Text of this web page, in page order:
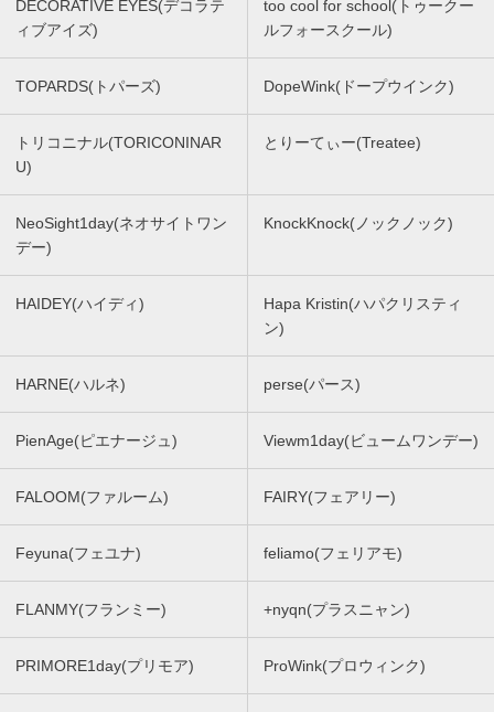
DECORATIVE EYES(デコラテ
ィブアイズ)
too cool for school(トゥークー
ルフォースクール)
TOPARDS(トパーズ) DopeWink(ドープウインク)
トリコニナル(TORICONINAR
U)
とりーてぃー(Treatee)
NeoSight1day(ネオサイトワン
デー)
KnockKnock(ノックノック)
HAIDEY(ハイディ)
Hapa Kristin(ハパクリスティ
ン)
HARNE(ハルネ) perse(パース)
PienAge(ピエナージュ) Viewm1day(ビュームワンデー)
FALOOM(ファルーム) FAIRY(フェアリー)
Feyuna(フェユナ) feliamo(フェリアモ)
FLANMY(フランミー) +nyqn(プラスニャン)
PRIMORE1day(プリモア) ProWink(プロウィンク)